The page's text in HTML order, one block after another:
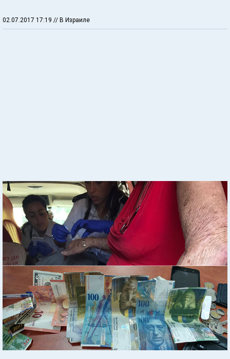
02.07.2017 17:19 // В Израиле